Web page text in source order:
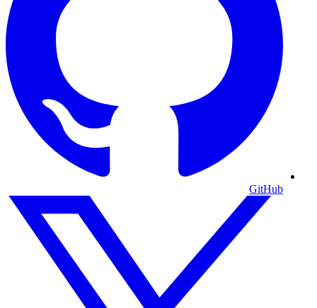
GitHub